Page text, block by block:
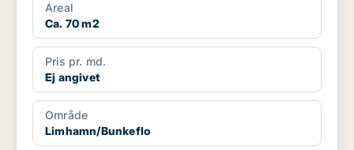
Areal
Ca. 70 m2
Pris pr. md.
Ej angivet
Område
Limhamn/Bunkeflo